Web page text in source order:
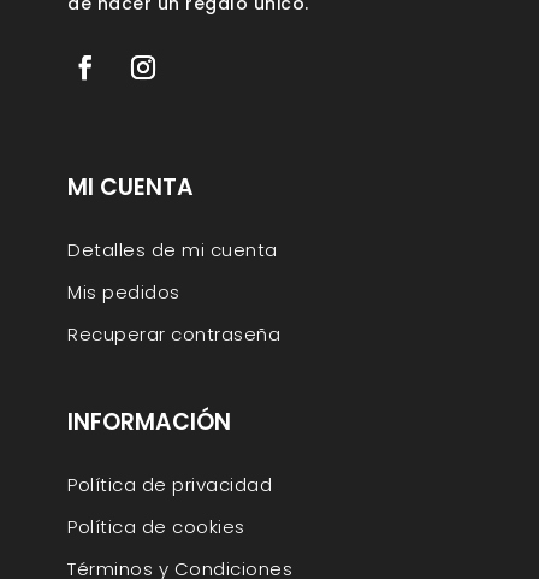
MI CUENTA
Detalles de mi cuenta
Mis pedidos
Recuperar contraseña
INFORMACIÓN
Política de privacidad
Política de cookies
Términos y Condiciones